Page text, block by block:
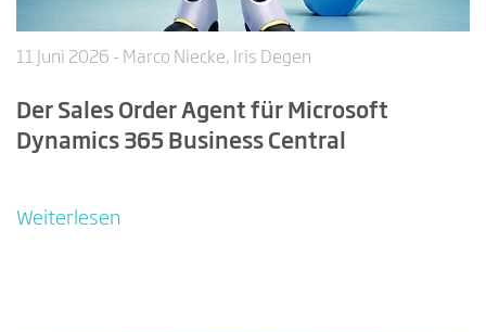
11 Juni 2026 - Marco Niecke, Iris Degen
Der Sales Order Agent für Microsoft
Dynamics 365 Business Central
Weiterlesen